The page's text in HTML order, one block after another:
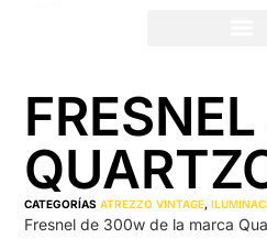
CATEGORÍAS ATREZZO VINTAGE,
Fresnel de 300w de la marca